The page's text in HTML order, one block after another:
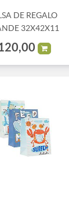
DE REGALO
32X42X11